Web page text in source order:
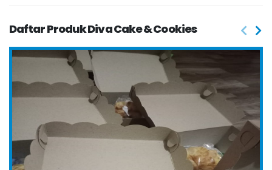
Daftar Produk Diva Cake & Cookies